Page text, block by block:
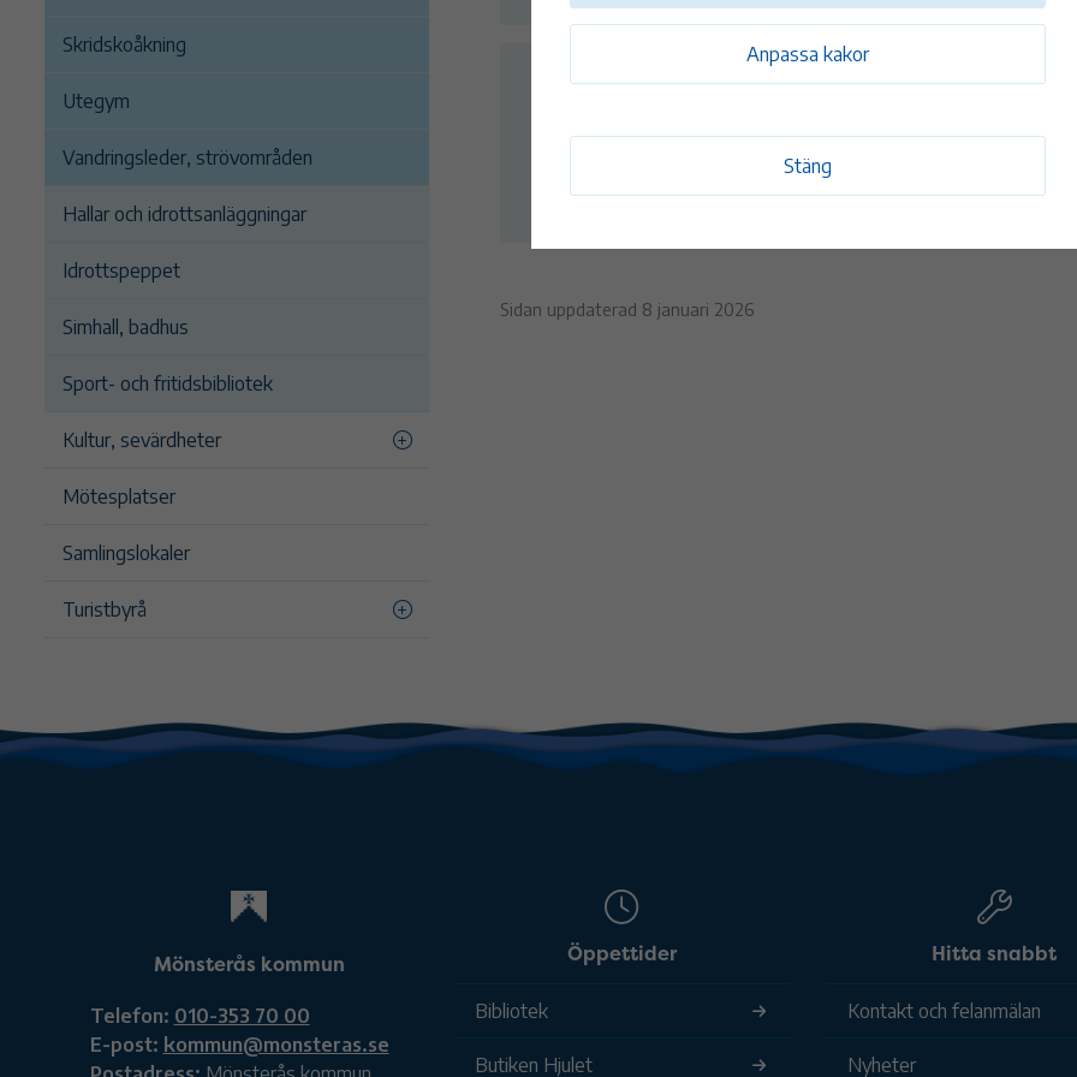
Skridskoåkning
Utegym
Vandringsleder, strövområden
Hallar och idrottsanläggningar
Idrottspeppet
Simhall, badhus
Sport- och fritidsbibliotek
Kultur, sevärdheter
Mötesplatser
Samlingslokaler
Turistbyrå
Fritidschef
oscar.ekstam@monsteras.se
Sidan uppdaterad 8 januari 2026
Mönsterås kommun
Telefon: 010-353 70 00
E-post: kommun@monsteras.se
Öppettider
Bibliotek
Butiken Hjulet
Hitta snabbt
Kontakt och felanmälan
Nyheter
Anpassa kakor
Stäng